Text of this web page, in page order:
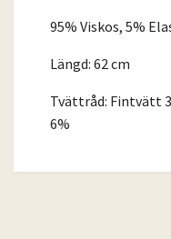
95% Viskos, 5%
Längd: 62 cm
Tvättråd: Fintvätt
6%